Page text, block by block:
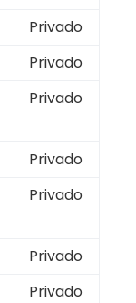
Privado
Privado
Privado
Privado
Privado
Privado
Privado